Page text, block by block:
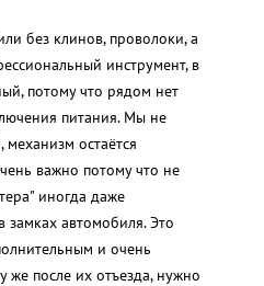
без клинов, проволоки, а
инструмент, в
потому что рядом нет
питания. Мы не
остаётся
важно потому что не
иногда даже
замках автомобиля. Это
и очень
же после их отъезда, нужно